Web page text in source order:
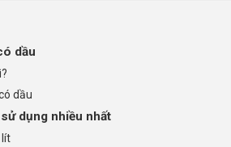
dầu
dầu
dụng nhiều nhất
lít